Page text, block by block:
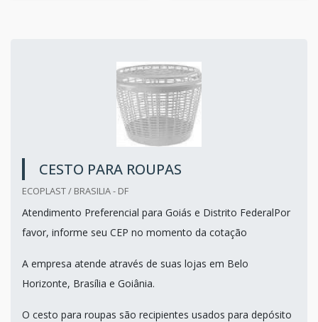
CESTO PARA ROUPAS
ECOPLAST / BRASILIA - DF
Atendimento Preferencial para Goiás e Distrito FederalPor
favor, informe seu CEP no momento da cotação
A empresa atende através de suas lojas em Belo
Horizonte, Brasília e Goiânia.
O cesto para roupas são recipientes usados para depósito